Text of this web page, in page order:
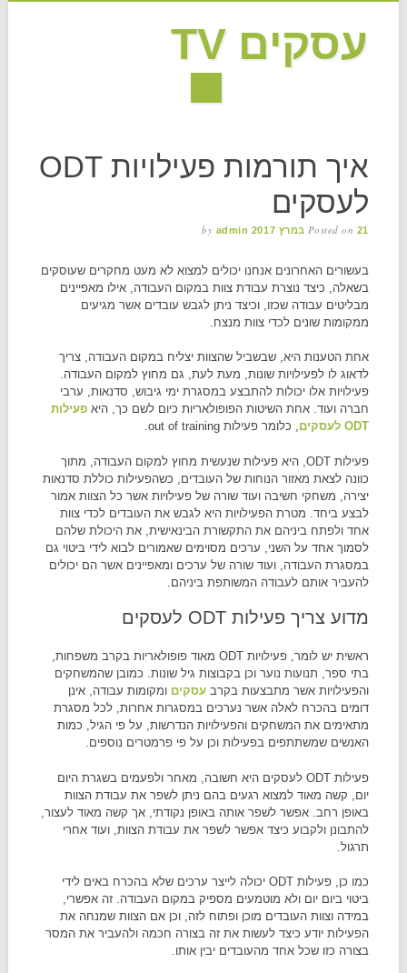
עסקים TV
איך תורמות פעילויות ODT
לעסקים
Posted on 21 במרץ 2017 by admin
בעשורים האחרונים אנחנו יכולים למצוא לא מעט מחקרים שעוסקים
בשאלה, כיצד נוצרת עבודת צוות במקום העבודה, אילו מאפיינים
מבליטים עבודה שכזו, וכיצד ניתן לגבש עובדים אשר מגיעים
ממקומות שונים לכדי צוות מנצח.
אחת הטענות היא, שבשביל שהצוות יצליח במקום העבודה, צריך
לדאוג לו לפעילויות שונות, מעת לעת, גם מחוץ למקום העבודה.
פעילויות אלו יכולות להתבצע במסגרת ימי גיבוש, סדנאות, ערבי
חברה ועוד. אחת השיטות הפופולאריות כיום לשם כך, היא פעילות
ODT לעסקים
, כלומר פעילות out of training.
פעילות ODT, היא פעילות שנעשית מחוץ למקום העבודה, מתוך
כוונה לצאת מאזור הנוחות של העובדים, כשהפעילות כוללת סדנאות
יצירה, משחקי חשיבה ועוד שורה של פעילויות אשר כל הצוות אמור
לבצע ביחד. מטרת הפעילויות היא לגבש את העובדים לכדי צוות
אחד ולפתח ביניהם את התקשורת הבינאישית, את היכולת שלהם
לסמוך אחד על השני, ערכים מסוימים שאמורים לבוא לידי ביטוי גם
במסגרת העבודה, ועוד שורה של ערכים ומאפיינים אשר הם יכולים
להעביר אותם לעבודה המשותפת ביניהם.
מדוע צריך פעילות ODT לעסקים
ראשית יש לומר, פעילויות ODT מאוד פופולאריות בקרב משפחות,
בתי ספר, תנועות נוער וכן בקבוצות גיל שונות. כמובן שהמשחקים
והפעילויות אשר מתבצעות בקרב עסקים ומקומות עבודה, אינן
דומים בהכרח לאלה אשר נערכים במסגרות אחרות, לכל מסגרת
מתאימים את המשחקים והפעילויות הנדרשות, על פי הגיל, כמות
האנשים שמשתתפים בפעילות וכן על פי פרמטרים נוספים.
פעילות ODT לעסקים היא חשובה, מאחר ולפעמים בשגרת היום
יום, קשה מאוד למצוא רגעים בהם ניתן לשפר את עבודת הצוות
באופן רחב. אפשר לשפר אותה באופן נקודתי, אך קשה מאוד לעצור,
להתבונן ולקבוע כיצד אפשר לשפר את עבודת הצוות, ועוד אחרי
תרגול.
כמו כן, פעילות ODT יכולה לייצר ערכים שלא בהכרח באים לידי
ביטוי ביום יום ולא מוטמעים מספיק במקום העבודה. זה אפשרי,
במידה וצוות העובדים מוכן ופתוח לזה, וכן אם הצוות שמנחה את
הפעילות יודע כיצד לעשות את זה בצורה חכמה ולהעביר את המסר
בצורה כזו שכל אחד מהעובדים יבין אותו.